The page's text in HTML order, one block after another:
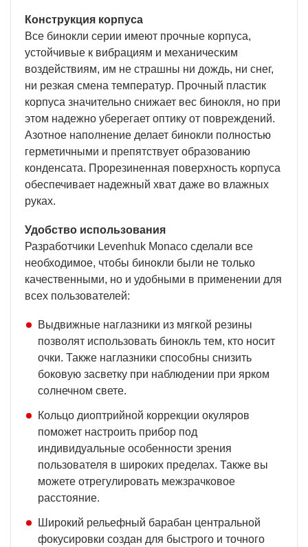
Конструкция корпуса
Все бинокли серии имеют прочные корпуса,
устойчивые к вибрациям и механическим
воздействиям, им не страшны ни дождь, ни снег,
ни резкая смена температур. Прочный пластик
корпуса значительно снижает вес бинокля, но при
этом надежно уберегает оптику от повреждений.
Азотное наполнение делает бинокли полностью
герметичными и препятствует образованию
конденсата. Прорезиненная поверхность корпуса
обеспечивает надежный хват даже во влажных
руках.
Удобство использования
Разработчики Levenhuk Monaco сделали все
необходимое, чтобы бинокли были не только
качественными, но и удобными в применении для
всех пользователей:
Выдвижные наглазники из мягкой резины
позволят использовать бинокль тем, кто носит
очки. Также наглазники способны снизить
боковую засветку при наблюдении при ярком
солнечном свете.
Кольцо диоптрийной коррекции окуляров
поможет настроить прибор под
индивидуальные особенности зрения
пользователя в широких пределах. Также вы
можете отрегулировать межзрачковое
расстояние.
Широкий рельефный барабан центральной
фокусировки создан для быстрого и точного